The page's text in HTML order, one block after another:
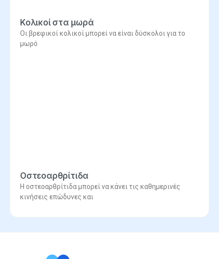
Κολικοί στα μωρά
Οι βρεφικοί κολικοί μπορεί να είναι δύσκολοι για το
μωρό
Οστεοαρθρίτιδα
Η οστεοαρθρίτιδα μπορεί να κάνει τις καθημερινές
κινήσεις επώδυνες και